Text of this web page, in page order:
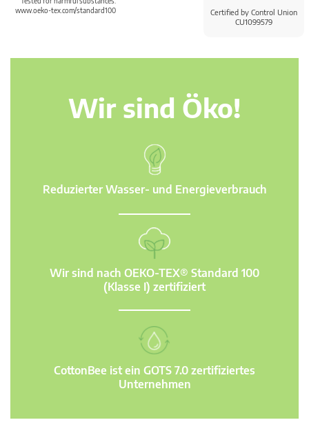
Certified by Control Union
CU1099579
www.oeko-tex.com/standard100
Wir sind Öko!
Reduzierter Wasser- und Energieverbrauch
Wir sind nach OEKO-TEX® Standard 100
(Klasse I) zertifiziert
CottonBee ist ein GOTS 7.0 zertifiziertes
Unternehmen